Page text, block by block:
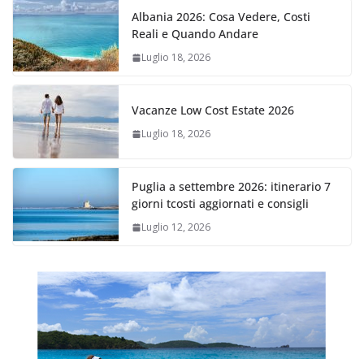
Albania 2026: Cosa Vedere, Costi
Reali e Quando Andare
Luglio 18, 2026
Vacanze Low Cost Estate 2026
Luglio 18, 2026
Puglia a settembre 2026: itinerario 7
giorni tcosti aggiornati e consigli
Luglio 12, 2026